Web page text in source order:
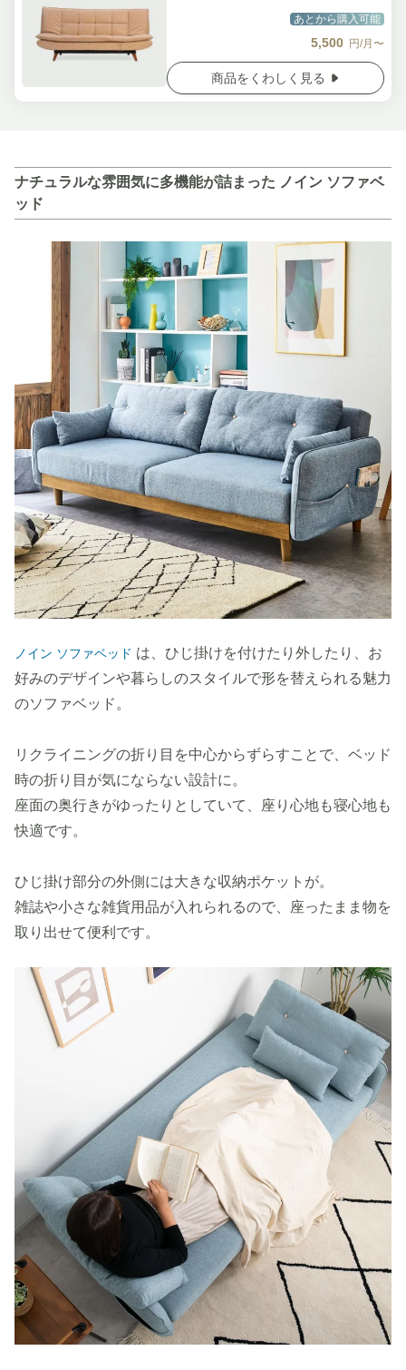
あとから購入可能
5,500 円/月〜
商品をくわしく見る
ナチュラルな雰囲気に多機能が詰まった ノイン ソファベ
ッド
ノイン ソファベッド は、ひじ掛けを付けたり外したり、お
好みのデザインや暮らしのスタイルで形を替えられる魅力
のソファベッド。
リクライニングの折り目を中心からずらすことで、ベッド
時の折り目が気にならない設計に。
座面の奥行きがゆったりとしていて、座り心地も寝心地も
快適です。
ひじ掛け部分の外側には大きな収納ポケットが。
雑誌や小さな雑貨用品が入れられるので、座ったまま物を
取り出せて便利です。